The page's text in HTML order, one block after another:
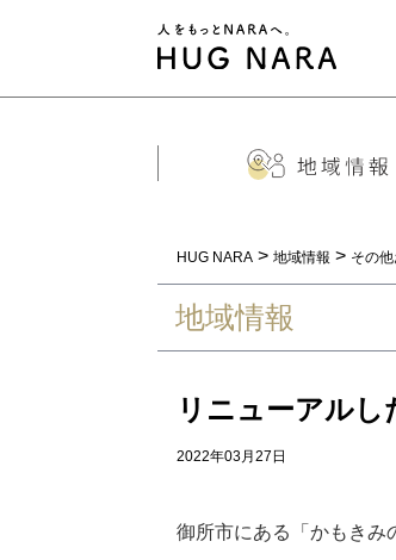
HUG NARA > 地域情報 > その
地域情報
リニューアルし
2022年03月27日
御所市にある「かもきみ